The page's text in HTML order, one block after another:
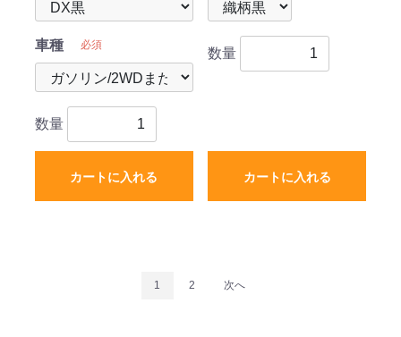
車種 必須
数量
カートに入れる
数量
カートに入れる
1 2 次へ